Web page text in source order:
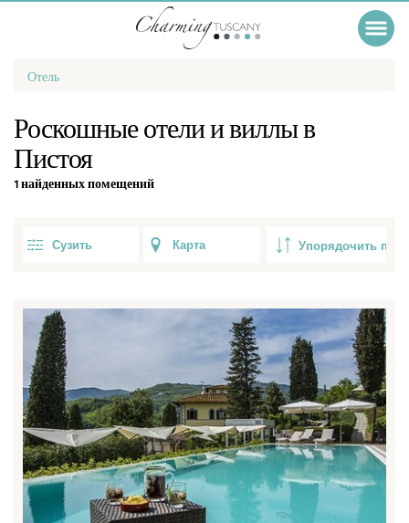
Отель
Роскошные отели и виллы в
Пистоя
1 найденных помещений
Сузить Карта